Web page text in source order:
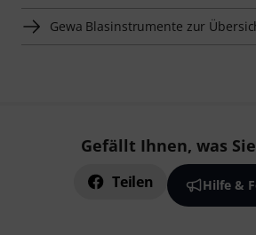
Gewa Blasinstrumente zur
Gefällt Ihnen, was
Teilen Hilfe &